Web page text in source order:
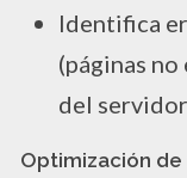
Identifica
(páginas
del
Optimización